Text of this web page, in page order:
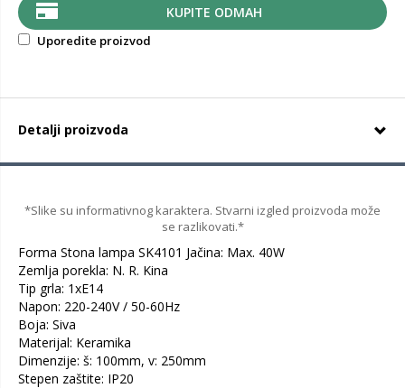
KUPITE ODMAH
Uporedite proizvod
Detalji proizvoda
*Slike su informativnog karaktera. Stvarni izgled proizvoda može
se razlikovati.*
Forma Stona lampa SK4101 Jačina: Max. 40W
Zemlja porekla: N. R. Kina
Tip grla: 1xE14
Napon: 220-240V / 50-60Hz
Boja: Siva
Materijal: Keramika
Dimenzije: š: 100mm, v: 250mm
Stepen zaštite: IP20